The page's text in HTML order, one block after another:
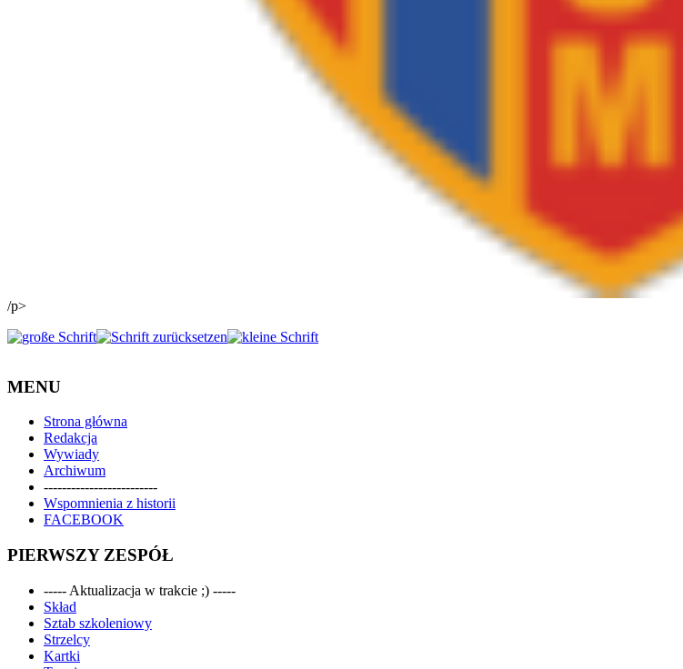
/p>
MENU
Strona główna
Redakcja
Wywiady
Archiwum
-------------------------
Wspomnienia z historii
FACEBOOK
PIERWSZY ZESPÓŁ
----- Aktualizacja w trakcie ;) -----
Skład
Sztab szkoleniowy
Strzelcy
Kartki